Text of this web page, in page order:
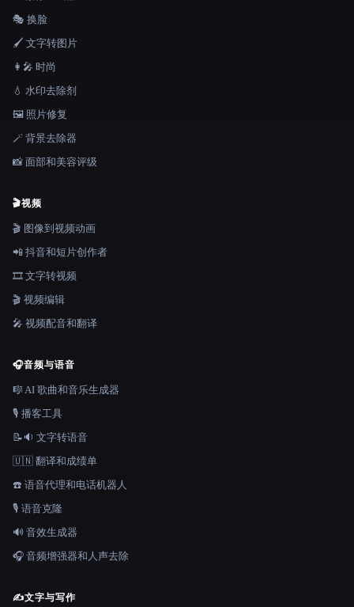
🎭 换脸
🖌️ 文字转图片
👩‍🎤 时尚
💧 水印去除剂
🖼️ 照片修复
🪄 背景去除器
📸 面部和美容评级
🎬视频
🎬 图像到视频动画
📲 抖音和短片创作者
🎞️ 文字转视频
🎬 视频编辑
🎤 视频配音和翻译
🎧音频与语音
🎼 AI 歌曲和音乐生成器
🎙️ 播客工具
📝🔉 文字转语音
🇺🇳 翻译和成绩单
☎️ 语音代理和电话机器人
🎙️ 语音克隆
🔊 音效生成器
🎧 音频增强器和人声去除
✍️文字与写作